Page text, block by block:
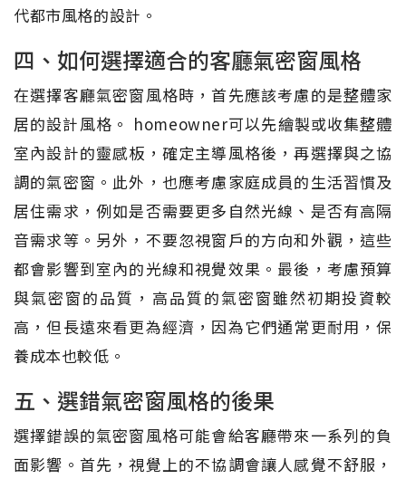
代都市風格的設計。
四、如何選擇適合的客廳氣密窗風格
在選擇客廳氣密窗風格時，首先應該考慮的是整體家
居的設計風格。 homeowner可以先繪製或收集整體
室內設計的靈感板，確定主導風格後，再選擇與之協
調的氣密窗。此外，也應考慮家庭成員的生活習慣及
居住需求，例如是否需要更多自然光線、是否有高隔
音需求等。另外，不要忽視窗戶的方向和外觀，這些
都會影響到室內的光線和視覺效果。最後，考慮預算
與氣密窗的品質，高品質的氣密窗雖然初期投資較
高，但長遠來看更為經濟，因為它們通常更耐用，保
養成本也較低。
五、選錯氣密窗風格的後果
選擇錯誤的氣密窗風格可能會給客廳帶來一系列的負
面影響。首先，視覺上的不協調會讓人感覺不舒服，